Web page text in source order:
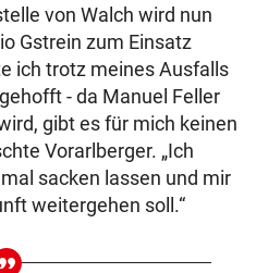
von Walch wird nun
Gstrein zum Einsatz
ich trotz meines Ausfalls
- da Manuel Feller
gibt es für mich keinen
Vorarlberger. „Ich
sacken lassen und mir
weitergehen soll.“